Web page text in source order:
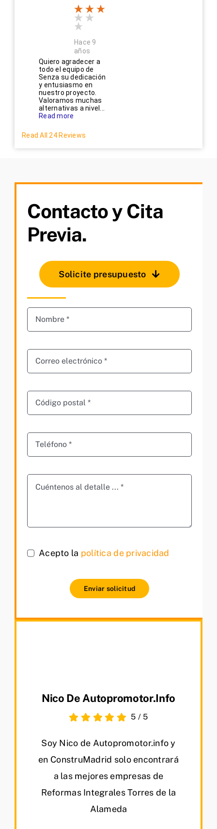
Hace 9
años
Quiero agradecer a
todo el equipo de
Senza su dedicación
y entusiasmo en
nuestro proyecto.
Valoramos muchas
alternativas a nivel...
Read more
Read All 24 Reviews
Contacto y Cita
Previa.
Solicite presupuesto
Acepto la política de privacidad
Enviar solicitud
Nico De Autopromotor.info
5 / 5
Soy Nico de Autopromotor.info y
en ConstruMadrid solo encontrará
a las mejores empresas de
Reformas Integrales Torres de la
Alameda